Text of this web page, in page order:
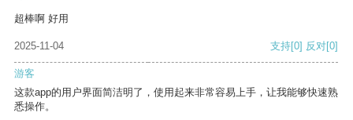
超棒啊 好用
2025-11-04 支持[0] 反对[0]
游客
这款app的用户界面简洁明了，使用起来非常容易上手，让我能够快速熟
悉操作。